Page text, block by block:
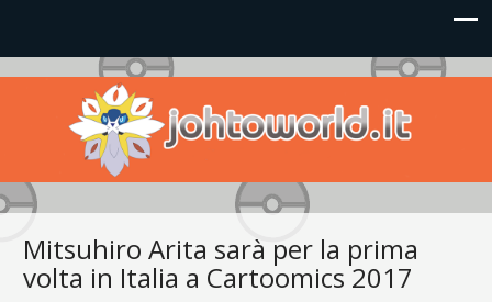
Johto World
Le novità più frizzanti dall'universo Pokémon e Nintendo
Mitsuhiro Arita sarà per la prima
volta in Italia a Cartoomics 2017